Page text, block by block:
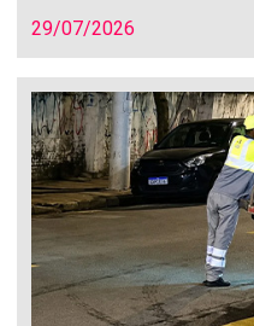
29/07/2026